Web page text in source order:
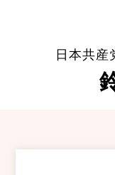
日本共産